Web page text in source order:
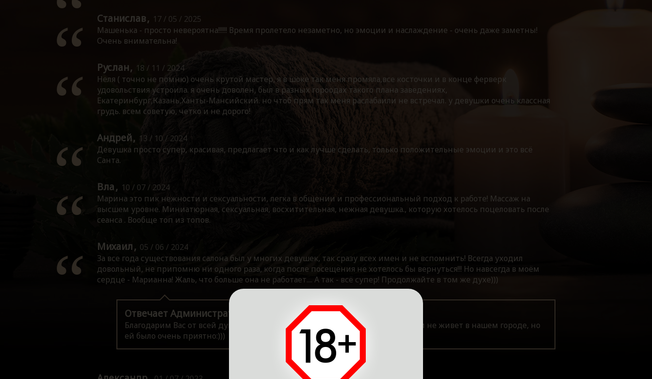
Станислав
17 / 05 / 2025
Машенька - просто невероятна!!!!!! Время пролетело незаметно, но эмоции и наслаждение - очень даже заметны!
Очень внимательна!
Руслан
18 / 11 / 2024
Неля ( точно не помню) очень крутой мастер, я в шоке так меня промяла,все косточки и в конце ферверк
удовольствия устроила. я очень доволен, был в разных гороодах такого плана заведениях,
Екатеринбург,Казань,Ханты-Мансийский. но чтоб прям так меня раслабаили не встречал. у девушки очень классная
грудь. всем советую, четко и не дорого!
Андрей
13 / 10 / 2024
Девушка просто супер, красивая, предлагает что и как лучше сделать, только положительные эмоции и это всё
Санта.
Вла
10 / 07 / 2024
Марина это пик нежности и сексуальности, легка в общении и профессиональный подход к работе! Массаж на
высшем уровне. Миниатюрная, сексуальная, восхитительная, нежная девушка., которую хотелось поцеловать после
сеанса . Вообще топ из топов.
Михаил
05 / 06 / 2024
За все года существования салона был у многих девушек, так сразу всех имен и не вспомнить! Всегда уходил
довольный, не припомню ни одного раза, когда после посещения не хотелось бы вернуться!!! Но навсегда в моём
сердце - Марианна! Жаль, что больше она не работает.... А так - всё супер! Продолжайте в том же духе)))
Отвечает Администратор
Благодарим Вас от всей души! Марианне мы передали Ваш отзыв, хоть она и не живет в нашем городе, но
ей было очень приятно:)))